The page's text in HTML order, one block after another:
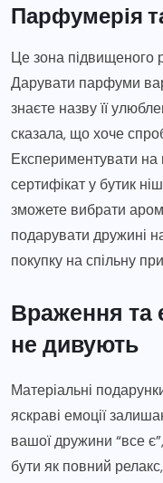
Парфумерія
Це зона підвищеного
Дарувати парфуми
знаєте назву її
сказала, що хоче
Експериментувати на
сертифікат у бутик
зможете вибрати
подарувати дружині
покупку на спільну
Враження та
не дивують
Матеріальні
яскраві емоції
вашої дружини “все
бути як повний